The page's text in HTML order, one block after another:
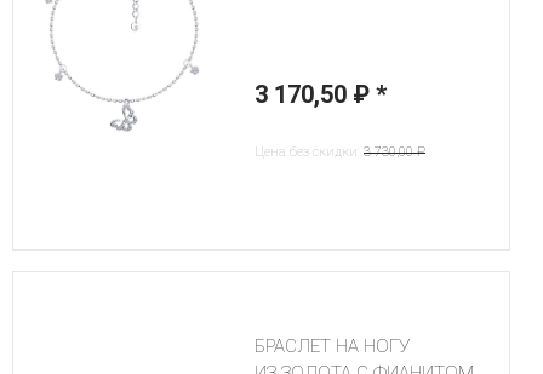
3 170,50 ₽*
Цена без скидки: 3 730,00 ₽
БРАСЛЕТ НА НОГУ